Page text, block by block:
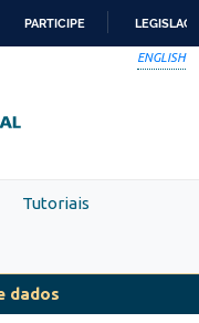
PARTICIPE
ENGLISH
Tutoriais
dados